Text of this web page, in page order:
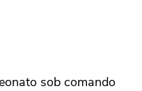
sob comando